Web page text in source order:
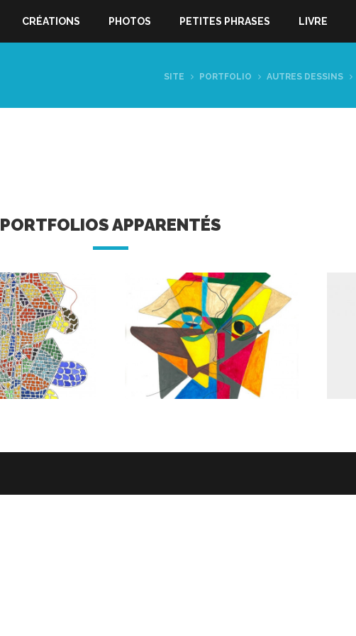
CRÉATIONS PHOTOS PETITES PHRASES LIVRE
SITE PORTFOLIO AUTRES DESSINS
PORTFOLIOS APPARENTÉS